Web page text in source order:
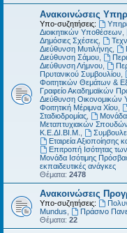
Ανακοινώσεις
Υπο-συζητήσεις:
Διοικητικών Υποθέσεων
Δημόσιες Σχέσεις
Διεύθυνση Μυτιλήνης
Διεύθυνση Σάμου
Διεύθυνση Λήμνου
Πρυτανικού Συμβουλίου
Φοιτητικών Θεμάτων &
Γραφείο Ακαδημαϊκών
Διεύθυνση
Φοιτητική Μέριμνα Χίου
Σταδιοδρομίας
Μονάδα
Μεταπτυχιακών Σπουδών
Κ.Ε.ΔΙ.ΒΙ.Μ.
Εταιρεία Αξιοποίησης
Επιτροπή Ισότητας
Μονάδα Ισότιμης
εκπαιδευτικές ανάγκες
Θέματα: 2478
Ανακοινώσεις
Υπο-συζητήσεις:
Mundus
Πράσινο
Θέματα: 22